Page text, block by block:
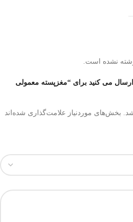
نشده است.
ارسال می کنید برای “مغزپسته معمولی
بخش‌های موردنیاز علامت‌گذاری شده‌اند